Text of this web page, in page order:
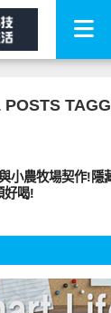
POSTS
與小農牧場契作!
好喝!